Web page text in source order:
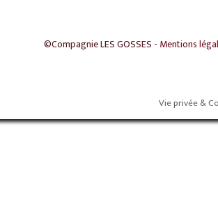
©Compagnie LES GOSSES - Mentions
Vie privée &